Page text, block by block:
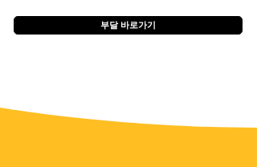
부달 바로가기